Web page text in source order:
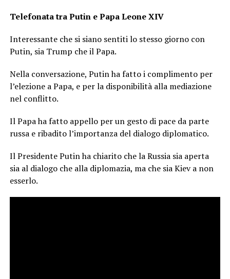
Telefonata tra Putin e Papa Leone XIV
Interessante che si siano sentiti lo stesso giorno con
Putin, sia Trump che il Papa.
Nella conversazione, Putin ha fatto i complimento per
l’elezione a Papa, e per la disponibilità alla mediazione
nel conflitto.
Il Papa ha fatto appello per un gesto di pace da parte
russa e ribadito l’importanza del dialogo diplomatico.
Il Presidente Putin ha chiarito che la Russia sia aperta
sia al dialogo che alla diplomazia, ma che sia Kiev a non
esserlo.